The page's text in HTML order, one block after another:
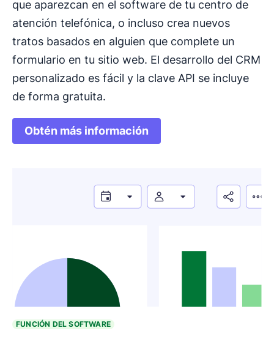
que aparezcan en el software de tu centro de
atención telefónica, o incluso crea nuevos
tratos basados en alguien que complete un
formulario en tu sitio web. El desarrollo del CRM
personalizado es fácil y la clave API se incluye
de forma gratuita.
Obtén más información
FUNCIÓN DEL SOFTWARE